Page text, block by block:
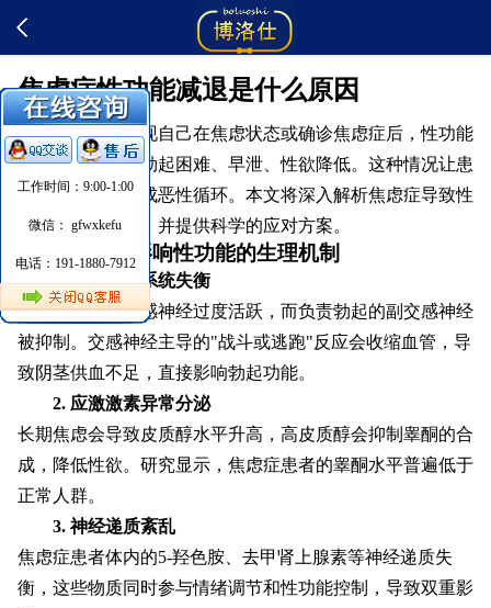
焦虑症性功能减退是什么原因
很多男性发现自己在焦虑状态或确诊焦虑症后，性功能
出现明显下降：勃起困难、早泄、性欲降低。这种情况让患
者更加焦虑，形成恶性循环。本文将深入解析焦虑症导致性
功能减退的原因，并提供科学的应对方案。
一、焦虑影响性功能的生理机制
1. 自主神经系统失衡
焦虑状态下，交感神经过度活跃，而负责勃起的副交感神经
被抑制。交感神经主导的"战斗或逃跑"反应会收缩血管，导
致阴茎供血不足，直接影响勃起功能。
2. 应激激素异常分泌
长期焦虑会导致皮质醇水平升高，高皮质醇会抑制睾酮的合
成，降低性欲。研究显示，焦虑症患者的睾酮水平普遍低于
正常人群。
3. 神经递质紊乱
焦虑症患者体内的5-羟色胺、去甲肾上腺素等神经递质失
衡，这些物质同时参与情绪调节和性功能控制，导致双重影
工作时间：9:00-1:00
微信： gfwxkefu
电话：191-1880-7912